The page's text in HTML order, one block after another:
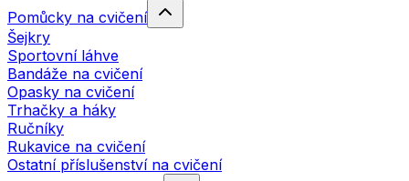
Pomůcky na cvičení
Šejkry
Sportovní láhve
Bandáže na cvičení
Opasky na cvičení
Trhačky a háky
Ručníky
Rukavice na cvičení
Ostatní příslušenství na cvičení